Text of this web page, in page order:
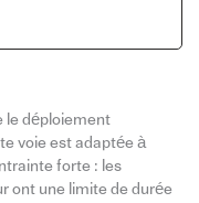
le déploiement
voie est adaptée à
forte : les
ont une limite de durée